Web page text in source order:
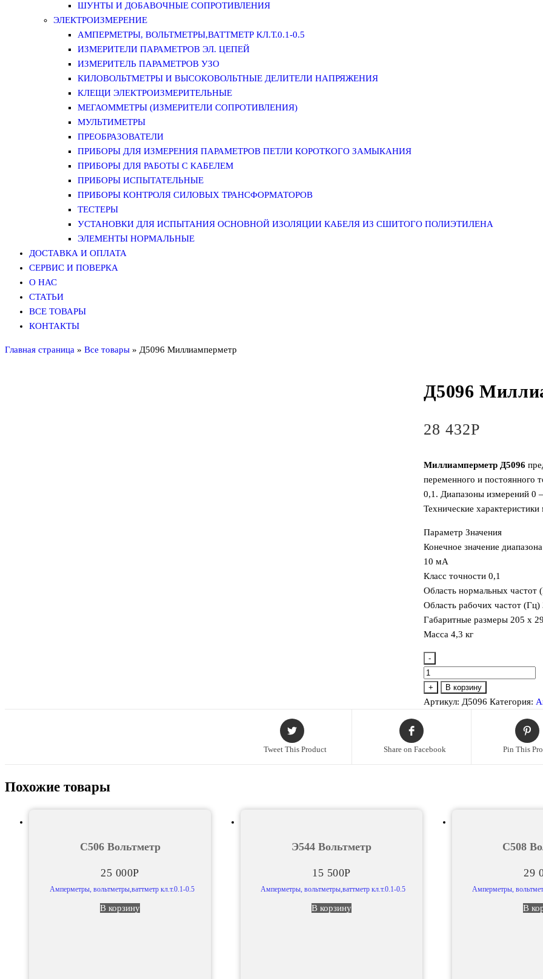
ШУНТЫ И ДОБАВОЧНЫЕ СОПРОТИВЛЕНИЯ
ЭЛЕКТРОИЗМЕРЕНИЕ
АМПЕРМЕТРЫ, ВОЛЬТМЕТРЫ,ВАТТМЕТР КЛ.Т.0.1-0.5
ИЗМЕРИТЕЛИ ПАРАМЕТРОВ ЭЛ. ЦЕПЕЙ
ИЗМЕРИТЕЛЬ ПАРАМЕТРОВ УЗО
КИЛОВОЛЬТМЕТРЫ И ВЫСОКОВОЛЬТНЫЕ ДЕЛИТЕЛИ НАПРЯЖЕНИЯ
КЛЕЩИ ЭЛЕКТРОИЗМЕРИТЕЛЬНЫЕ
МЕГАОММЕТРЫ (ИЗМЕРИТЕЛИ СОПРОТИВЛЕНИЯ)
МУЛЬТИМЕТРЫ
ПРЕОБРАЗОВАТЕЛИ
ПРИБОРЫ ДЛЯ ИЗМЕРЕНИЯ ПАРАМЕТРОВ ПЕТЛИ КОРОТКОГО ЗАМЫКАНИЯ
ПРИБОРЫ ДЛЯ РАБОТЫ С КАБЕЛЕМ
ПРИБОРЫ ИСПЫТАТЕЛЬНЫЕ
ПРИБОРЫ КОНТРОЛЯ СИЛОВЫХ ТРАНСФОРМАТОРОВ
ТЕСТЕРЫ
УСТАНОВКИ ДЛЯ ИСПЫТАНИЯ ОСНОВНОЙ ИЗОЛЯЦИИ КАБЕЛЯ ИЗ СШИТОГО ПОЛИЭТИЛЕНА
ЭЛЕМЕНТЫ НОРМАЛЬНЫЕ
ДОСТАВКА И ОПЛАТА
СЕРВИС И ПОВЕРКА
О НАС
СТАТЬИ
ВСЕ ТОВАРЫ
КОНТАКТЫ
Главная страница » Все товары » Д5096 Миллиамперметр
Д5096
28 432Р
Миллиамперметр Д5096
переменного и постоянного
0,1. Диапазоны измерений 0
Технические
Параметр Значения
Конечное значение
10 мА
Класс точности 0,1
Область нормальных
Область рабочих частот
Габаритные размеры 205 х
Масса 4,3 кг
-
Количество
товара
Д5096
+ В корзину
Артикул: Д5096 Категория:
Tweet This Product Share on Facebook Pin This
Похожие товары
С506 Вольтметр
25 000Р
Амперметры, вольтметры,ваттметр кл.т.0.1-0.5
В корзину
Э544 Вольтметр
15 500Р
Амперметры, вольтметры,ваттметр кл.т.0.1-0.5
В корзину
С508
29
Амперметры,
В